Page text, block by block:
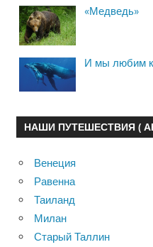
«Медведь»
И мы любим
НАШИ ПУТЕШЕСТВИЯ (
Венеция
Равенна
Таиланд
Милан
Старый Таллин